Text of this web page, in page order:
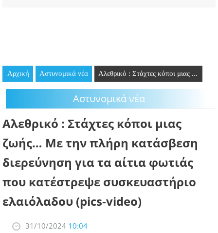
ΘΕΣΕΙΣ ΕΡΓΑΣΙΑΣ
ΠΡΟΣΩΠΑ
ΛΑΡΝΑΚΑ 2030
ΣΥΝΔΕΣΜΟΙ
ΠΕΡΙΣΣΟΤΕΡΑ
Αρχική Aστυνομικά νέα Αλεθρικό : Στάχτες κόποι μιας ...
Aστυνομικά νέα
Αλεθρικό : Στάχτες κόποι μιας
ζωής… Με την πλήρη κατάσβεση
διερεύνηση για τα αίτια φωτιάς
που κατέστρεψε συσκευαστήριο
ελαιόλαδου (pics-video)
31/10/2024 10:04